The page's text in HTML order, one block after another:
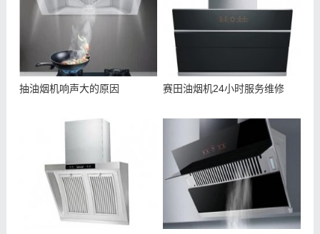
抽油烟机响声大的原因 赛田油烟机24小时服务维修